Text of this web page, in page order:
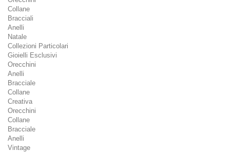
Collane
Bracciali
Anelli
Natale
Collezioni Particolari
Gioielli Esclusivi
Orecchini
Anelli
Bracciale
Collane
Creativa
Orecchini
Collane
Bracciale
Anelli
Vintage